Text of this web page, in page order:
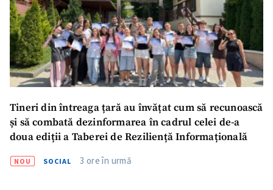
Tineri din întreaga țară au învățat cum să recunoască
și să combată dezinformarea în cadrul celei de-a
doua ediții a Taberei de Reziliență Informațională
NOU SOCIAL 3 ore în urmă